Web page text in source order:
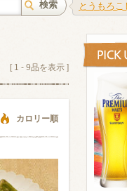
とうもろこ
イーツ
のこ
くだもの
[ 1 - 9品を表示 ]
カロリー順